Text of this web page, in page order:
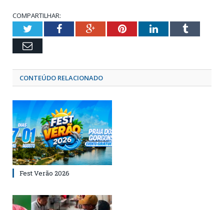
COMPARTILHAR:
TwitterFacebookGoogle+PinterestLinkedInTumblr
Email
CONTEÚDO RELACIONADO
Fest Verão 2026